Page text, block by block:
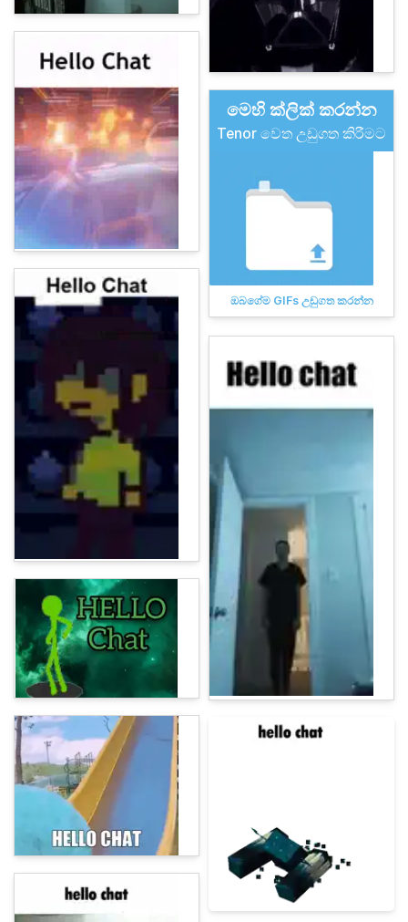
මෙහි ක්ලික් කරන්න
Tenor වෙත උඩුගත කිරීමට
ඔබගේම GIFs උඩුගත කරන්න